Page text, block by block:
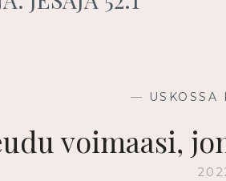
— USKOSSA
voimaasi,